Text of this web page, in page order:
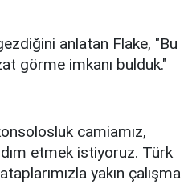
anlatan Flake, "Bu
görme imkanı bulduk."
camiamız,
etmek istiyoruz. Türk
yakın çalışma